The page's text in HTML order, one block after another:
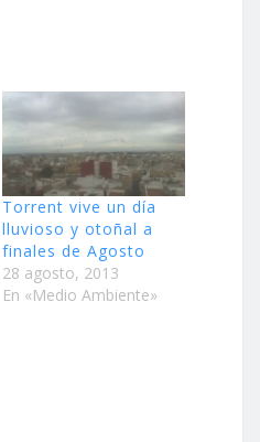
Torrent vive un día
lluvioso y otoñal a
finales de Agosto
28 agosto, 2013
En «Medio Ambiente»